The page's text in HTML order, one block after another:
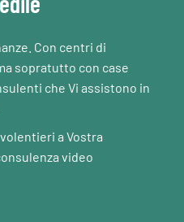
Con centri di
sopratutto con case
che Vi assistono in
a Vostra
video